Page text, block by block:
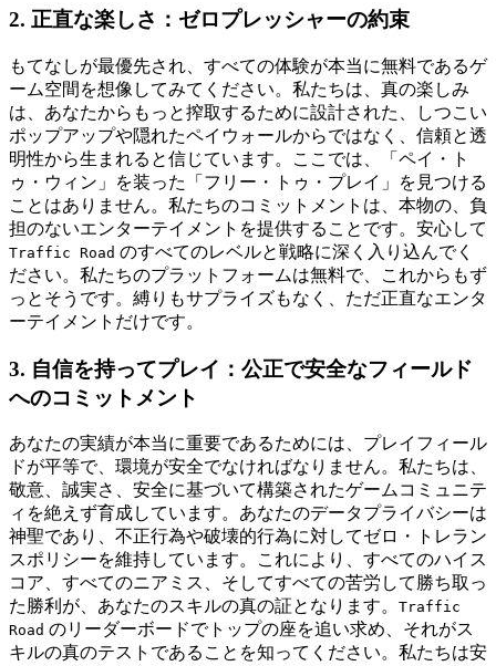
2. 正直な楽しさ：ゼロプレッシャーの約束
もてなしが最優先され、すべての体験が本当に無料であるゲ
ーム空間を想像してみてください。私たちは、真の楽しみ
は、あなたからもっと搾取するために設計された、しつこい
ポップアップや隠れたペイウォールからではなく、信頼と透
明性から生まれると信じています。ここでは、「ペイ・ト
ゥ・ウィン」を装った「フリー・トゥ・プレイ」を見つける
ことはありません。私たちのコミットメントは、本物の、負
担のないエンターテイメントを提供することです。安心して
Traffic Road のすべてのレベルと戦略に深く入り込んでく
ださい。私たちのプラットフォームは無料で、これからもず
っとそうです。縛りもサプライズもなく、ただ正直なエンタ
ーテイメントだけです。
3. 自信を持ってプレイ：公正で安全なフィールド
へのコミットメント
あなたの実績が本当に重要であるためには、プレイフィール
ドが平等で、環境が安全でなければなりません。私たちは、
敬意、誠実さ、安全に基づいて構築されたゲームコミュニテ
ィを絶えず育成しています。あなたのデータプライバシーは
神聖であり、不正行為や破壊的行為に対してゼロ・トレラン
スポリシーを維持しています。これにより、すべてのハイス
コア、すべてのニアミス、そしてすべての苦労して勝ち取っ
た勝利が、あなたのスキルの真の証となります。 Traffic
Road のリーダーボードでトップの座を追い求め、それがス
キルの真のテストであることを知ってください。私たちは安